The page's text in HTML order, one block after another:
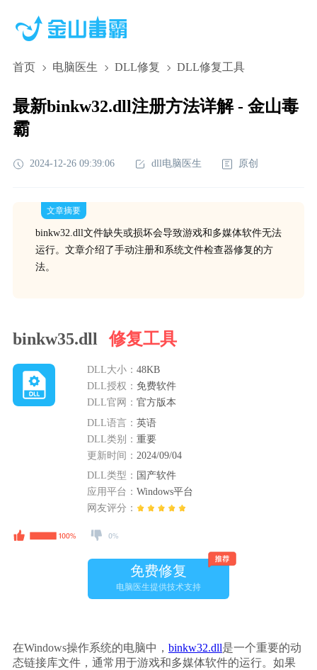
首页 电脑医生 DLL修复 DLL修复工具
最新binkw32.dll注册方法详解 - 金山毒
霸
2024-12-26 09:39:06 dll电脑医生 原创
文章摘要
binkw32.dll文件缺失或损坏会导致游戏和多媒体软件无法
运行。文章介绍了手动注册和系统文件检查器修复的方
法。
binkw35.dll 修复工具
DLL大小： 48KB
DLL授权： 免费软件
DLL官网： 官方版本
DLL语言： 英语
DLL类别： 重要
更新时间： 2024/09/04
DLL类型： 国产软件
应用平台： Windows平台
网友评分：
免费修复
电脑医生提供技术支持
在Windows操作系统的电脑中， binkw32.dll是一个重要的动
态链接库文件，通常用于游戏和多媒体软件的运行。如果